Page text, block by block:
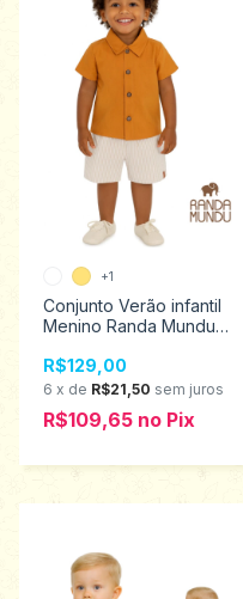
Conjunto Verão infantil
Menino Randa Mundu
R$129,00
6 x de R$21,50 sem juros
R$109,65 no Pix
+1